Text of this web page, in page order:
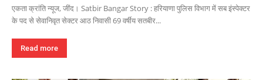
एकता क्रांति न्यूज, जींद। Satbir Bangar Story : हरियाणा पुलिस विभाग में सब इंस्पेक्टर
के पद से सेवानिवृत सेक्टर आठ निवासी 69 वर्षीय सतबीर...
Read more